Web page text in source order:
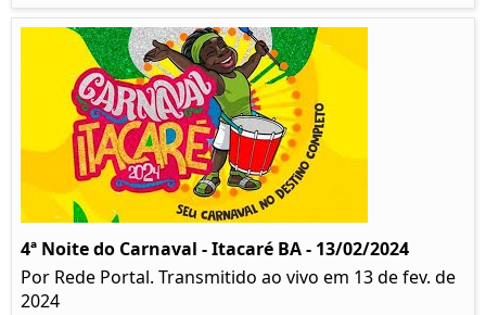
4ª Noite do Carnaval - Itacaré BA - 13/02/2024
Por Rede Portal. Transmitido ao vivo em 13 de fev. de
2024